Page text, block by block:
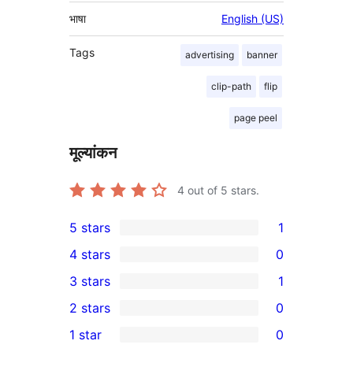
भाषा English (US)
Tags advertising banner
clip-path flip
page peel
मूल्यांकन
4 out of 5 stars.
1
5-
star
review
5 stars 1
4-
star
reviews
4 stars 0
1
3-
star
3 stars 1
2-
2 stars 0
1 star 0